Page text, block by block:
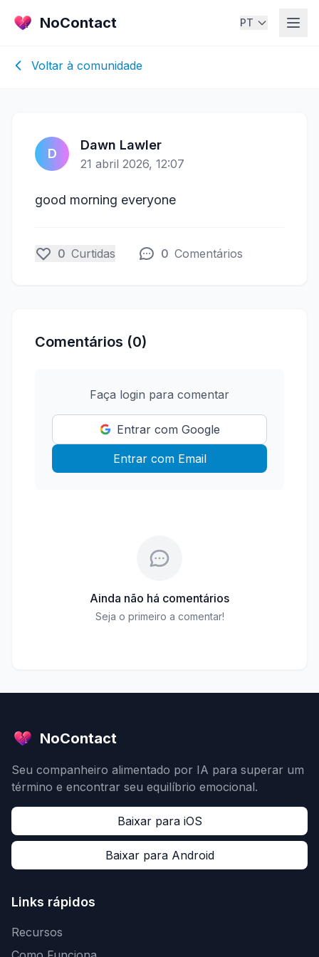
NoContact PT
Voltar à comunidade
D
Dawn Lawler
21 abril 2026, 12:07
good morning everyone
0 Curtidas 0 Comentários
Comentários (0)
Faça login para comentar
Entrar com Google
Entrar com Email
Ainda não há comentários
Seja o primeiro a comentar!
NoContact
Seu companheiro alimentado por IA para superar um
término e encontrar seu equilíbrio emocional.
Baixar para iOS
Baixar para Android
Links rápidos
Recursos